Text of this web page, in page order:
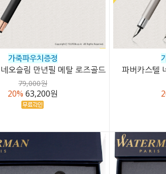
가죽파우치증정
오슬림 만년필 메탈 로즈골드
79,000원
20% 63,200원
파버카스텔